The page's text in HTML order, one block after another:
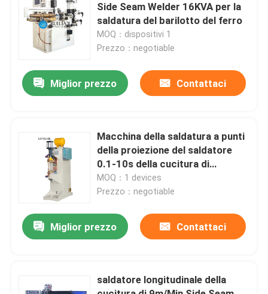
Circa noi
Controllo di qualità
Contattici
Richieda una citazione
Macchina della saldatura continua di resistenza
Macchina laterale della saldatura continua
Side Seam Welder 16KVA per la
saldatura del barilotto del ferro
MOQ：dispositivi 1
Prezzo：negotiable
Miglior prezzo Contattaci
Macchina della saldatura a punti
della proiezione del saldatore
0.1-10s della cucitura di
resistenza di alta precisione
MOQ：1 devices
Prezzo：negotiable
Miglior prezzo Contattaci
saldatore longitudinale della